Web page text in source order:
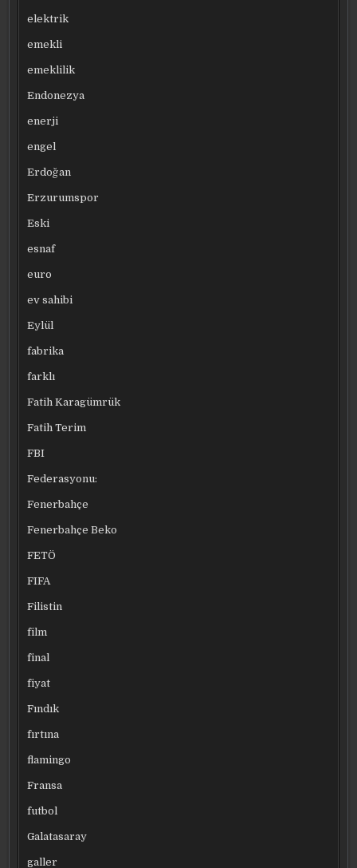
elektrik
emekli
emeklilik
Endonezya
enerji
engel
Erdoğan
Erzurumspor
Eski
esnaf
euro
ev sahibi
Eylül
fabrika
farklı
Fatih Karagümrük
Fatih Terim
FBI
Federasyonu:
Fenerbahçe
Fenerbahçe Beko
FETÖ
FIFA
Filistin
film
final
fiyat
Fındık
fırtına
flamingo
Fransa
futbol
Galatasaray
galler